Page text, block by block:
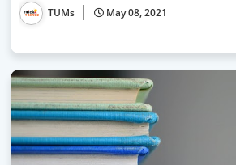
TUMs May 08, 2021